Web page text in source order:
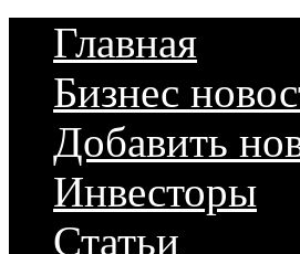
Главная
Бизнес
Добавить
Инвесторы
Статьи